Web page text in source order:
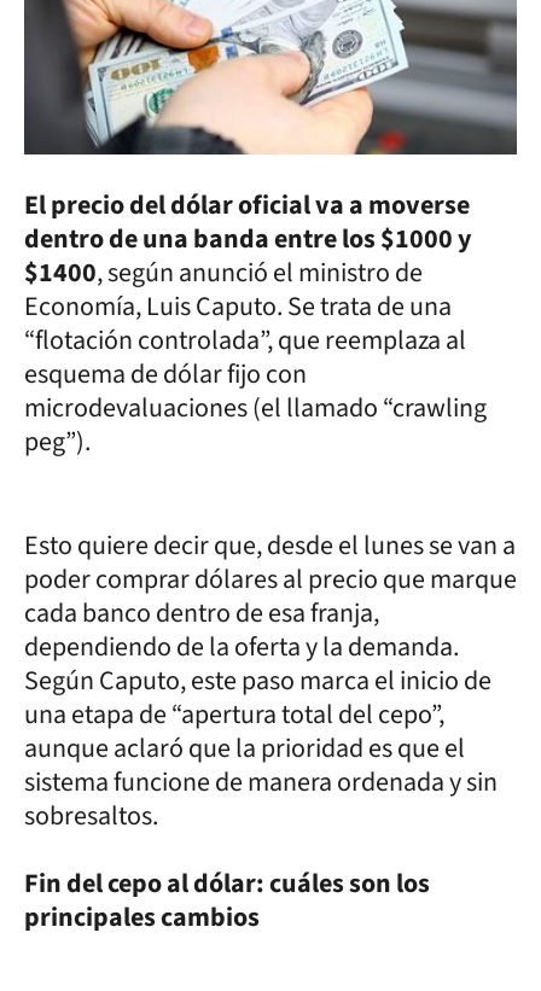
El precio del dólar oficial va a moverse
dentro de una banda entre los $1000 y
$1400, según anunció el ministro de
Economía, Luis Caputo. Se trata de una
“flotación controlada”, que reemplaza al
esquema de dólar fijo con
microdevaluaciones (el llamado “crawling
peg”).
Esto quiere decir que, desde el lunes se van a
poder comprar dólares al precio que marque
cada banco dentro de esa franja,
dependiendo de la oferta y la demanda.
Según Caputo, este paso marca el inicio de
una etapa de “apertura total del cepo”,
aunque aclaró que la prioridad es que el
sistema funcione de manera ordenada y sin
sobresaltos.
Fin del cepo al dólar: cuáles son los
principales cambios